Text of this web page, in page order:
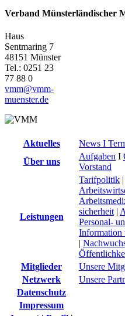
Verband Münsterländischer
Haus
Sentmaring 7
48151 Münster
Tel.: 0251 23
77 88 0
vmm@vmm-
muenster.de
Aktuelles
News I
Über uns
Aufgaben I
Vorstand
Leistungen
Tarifpolitik |
sicherheit |
Personal-
Information
|
Mitglieder
Unsere
Netzwerk
Unsere
Datenschutz
Impressum